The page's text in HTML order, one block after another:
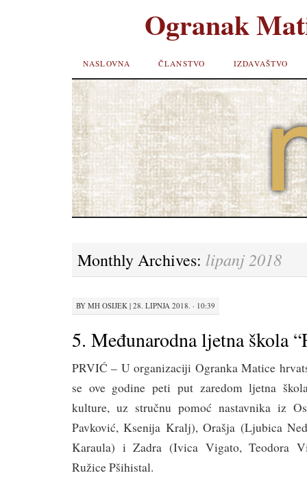
Ogranak
SKIP TO
CONTENT
NASLOVNA ČLANSTVO IZDAVAŠTVO
Monthly Archives: lipanj 2018
BY MH OSIJEK | 28. LIPNJA 2018. · 10:39
5. Međunarodna ljetna škola
PRVIĆ – U organizaciji Ogranka Matice
se ove godine peti put zaredom ljetna
kulture, uz stručnu pomoć nastavnika iz
Pavković, Ksenija Kralj), Orašja (Ljubica
Karaula) i Zadra (Ivica Vigato, Teodora
Ružice Pšihistal.